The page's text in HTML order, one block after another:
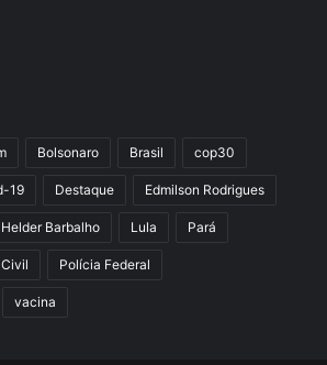
Bolsonaro Brasil cop30
19 Destaque Edmilson Rodrigues
Helder Barbalho Lula Pará
Polícia Federal
vacina